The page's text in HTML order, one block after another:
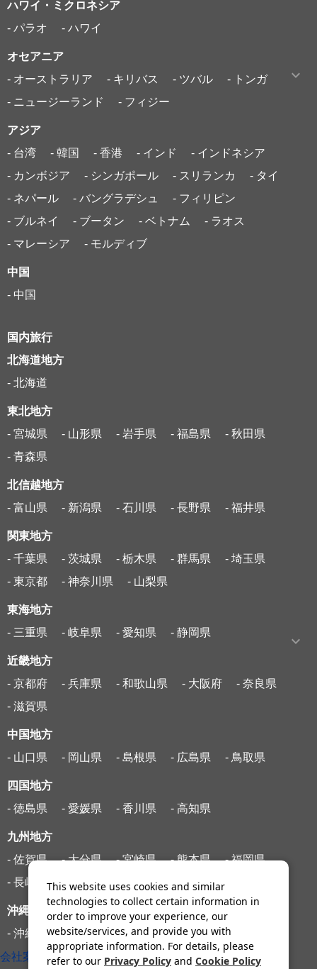
ハワイ・ミクロネシア
- パラオ
- ハワイ
オセアニア
- オーストラリア
- キリバス - ツバル
- トンガ
- ニュージーランド
- フィジー
アジア
- 台湾
- 韓国 - 香港 - インド
- インドネシア
- カンボジア
- シンガポール - スリランカ
- タイ
- ネパール
- バングラデシュ
- フィリピン
- ブルネイ
- ブータン - ベトナム
- ラオス
- マレーシア
- モルディブ
中国
- 中国
国内旅行
北海道地方
- 北海道
東北地方
- 宮城県
- 山形県 - 岩手県 - 福島県
- 秋田県
- 青森県
北信越地方
- 富山県
- 新潟県 - 石川県 - 長野県 - 福井県
関東地方
- 千葉県
- 茨城県 - 栃木県 - 群馬県
- 埼玉県
- 東京都
- 神奈川県 - 山梨県
東海地方
- 三重県
- 岐阜県 - 愛知県 - 静岡県
近畿地方
- 京都府
- 兵庫県 - 和歌山県 - 大阪府
- 奈良県
- 滋賀県
中国地方
- 山口県
- 岡山県 - 島根県 - 広島県 - 鳥取県
四国地方
- 徳島県
- 愛媛県 - 香川県 - 高知県
九州地方
- 佐賀県
- 大分県 - 宮崎県 - 熊本県
- 福岡県
- 長崎県
- 鹿児島県
沖縄地方
- 沖縄県
会社案内
This website uses cookies and similar
technologies to collect certain information in
order to improve your experience, our
website/services, and provide you with
appropriate information. For details, please
refer to our Privacy Policy and Cookie Policy